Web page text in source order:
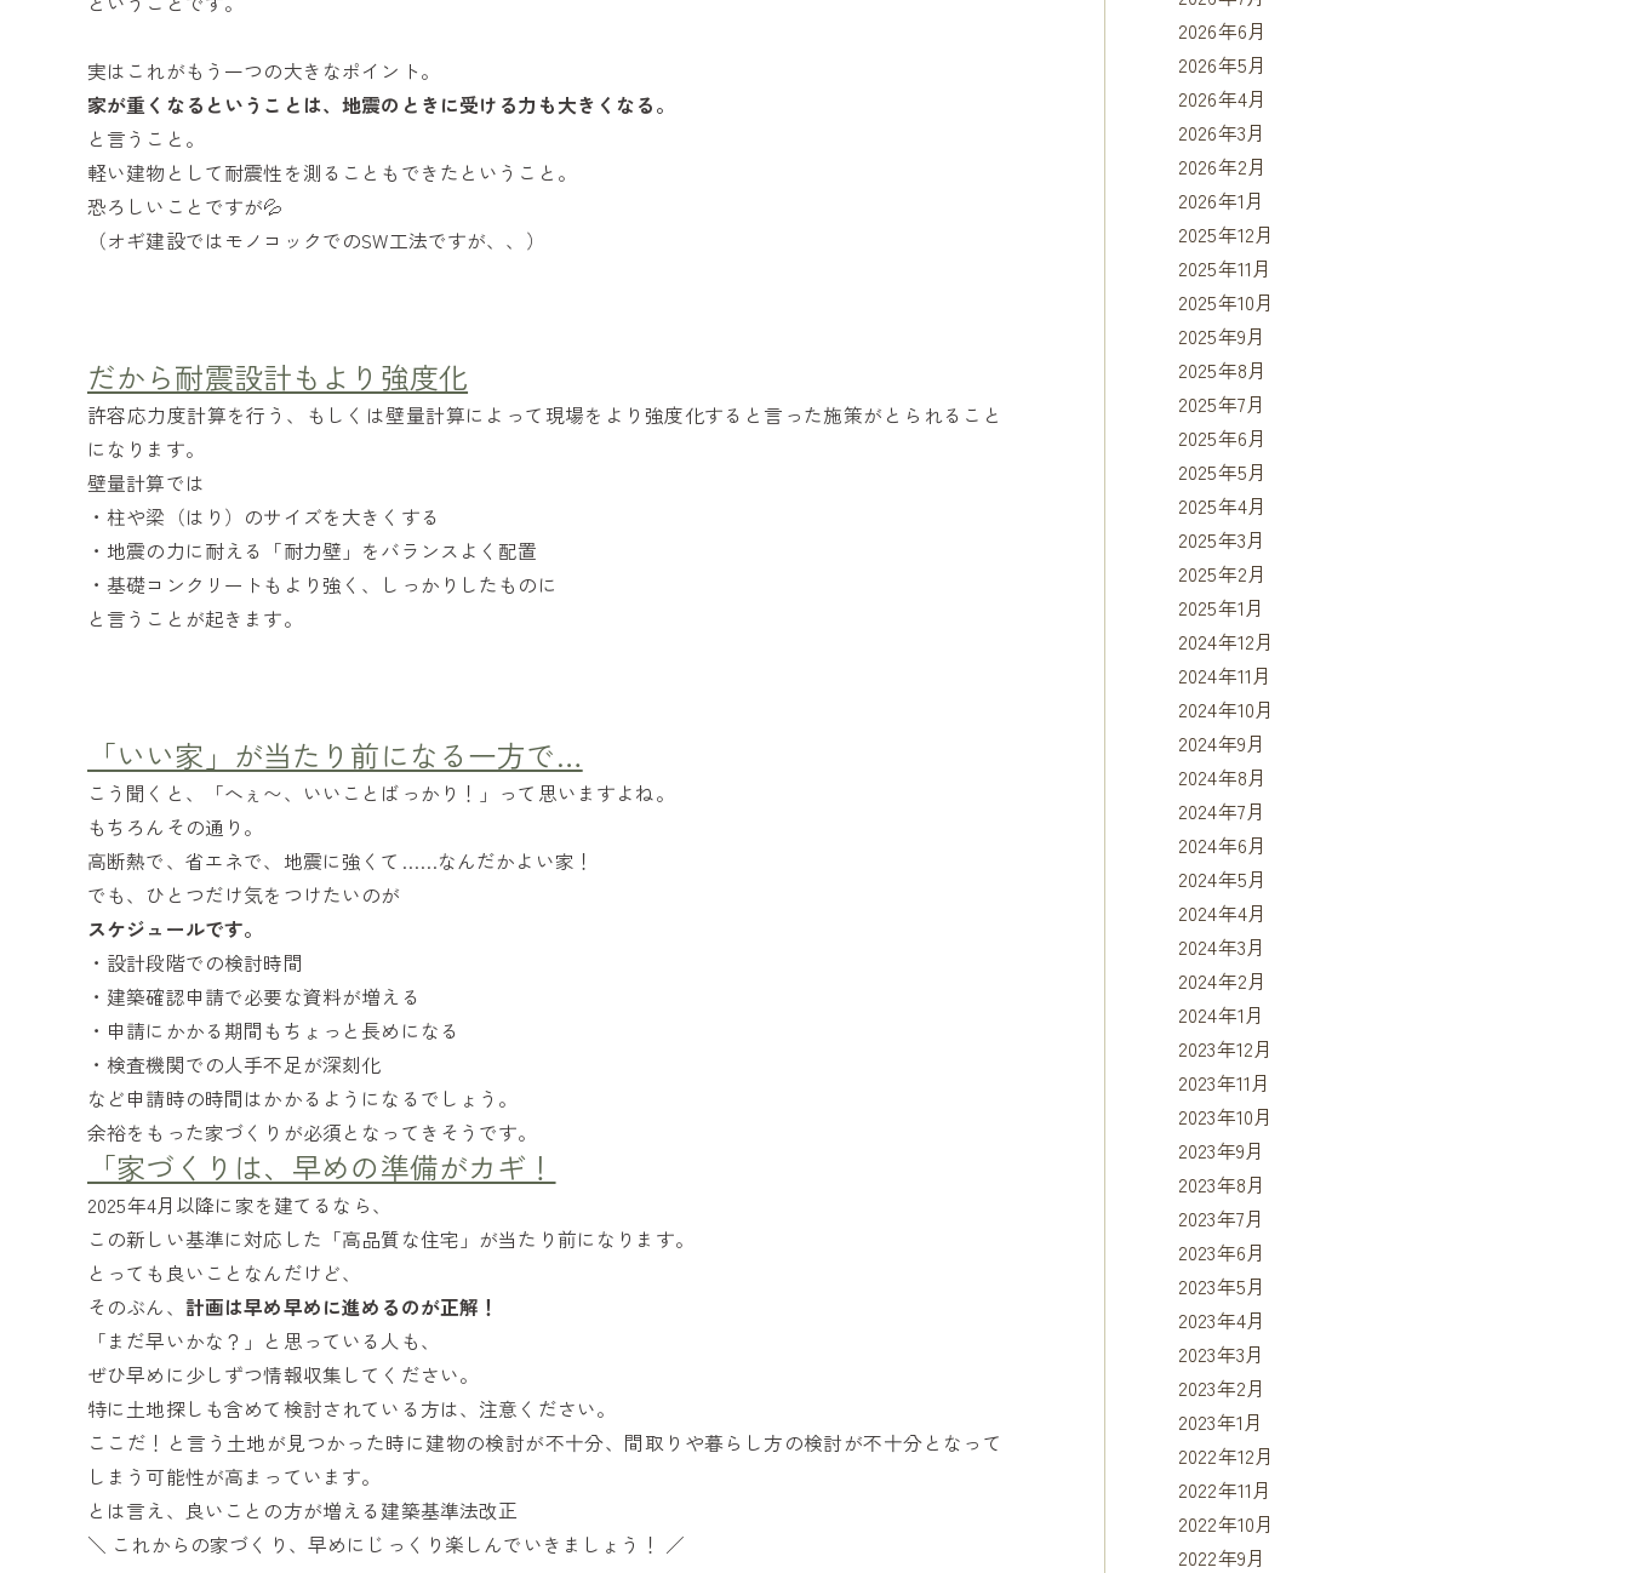
実はこれがもう一つの大きなポイント。
家が重くなるということは、地震のときに受ける力も大きくなる。
と言うこと。
軽い建物として耐震性を測ることもできたということ。
恐ろしいことですが💦
（オギ建設ではモノコックでのSW工法ですが、、）
だから耐震設計もより強度化
許容応力度計算を行う、もしくは壁量計算によって現場をより強度化すると言った施策がとられること
になります。
壁量計算では
・柱や梁（はり）のサイズを大きくする
・地震の力に耐える「耐力壁」をバランスよく配置
・基礎コンクリートもより強く、しっかりしたものに
と言うことが起きます。
「いい家」が当たり前になる一方で…
こう聞くと、「へぇ〜、いいことばっかり！」って思いますよね。
もちろんその通り。
高断熱で、省エネで、地震に強くて……なんだかよい家！
でも、ひとつだけ気をつけたいのが
スケジュールです。
・設計段階での検討時間
・建築確認申請で必要な資料が増える
・申請にかかる期間もちょっと長めになる
・検査機関での人手不足が深刻化
など申請時の時間はかかるようになるでしょう。
余裕をもった家づくりが必須となってきそうです。
「家づくりは、早めの準備がカギ！
2025年4月以降に家を建てるなら、
この新しい基準に対応した「高品質な住宅」が当たり前になります。
とっても良いことなんだけど、
そのぶん、 計画は早め早めに進めるのが正解！
「まだ早いかな？」と思っている人も、
ぜひ早めに少しずつ情報収集してください。
特に土地探しも含めて検討されている方は、注意ください。
ここだ！と言う土地が見つかった時に建物の検討が不十分、間取りや暮らし方の検討が不十分となって
しまう可能性が高まっています。
とは言え、良いことの方が増える建築基準法改正
＼ これからの家づくり、早めにじっくり楽しんでいきましょう！ ／
2026年6月
2026年5月
2026年4月
2026年3月
2026年2月
2026年1月
2025年12月
2025年11月
2025年10月
2025年9月
2025年8月
2025年7月
2025年6月
2025年5月
2025年4月
2025年3月
2025年2月
2025年1月
2024年12月
2024年11月
2024年10月
2024年9月
2024年8月
2024年7月
2024年6月
2024年5月
2024年4月
2024年3月
2024年2月
2024年1月
2023年12月
2023年11月
2023年10月
2023年9月
2023年8月
2023年7月
2023年6月
2023年5月
2023年4月
2023年3月
2023年2月
2023年1月
2022年12月
2022年11月
2022年10月
2022年9月